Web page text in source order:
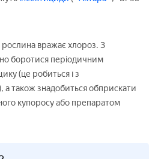
вражає хлороз. З
боротися періодичним
(це робиться і з
а також знадобиться обприскати
купоросу або препаратом